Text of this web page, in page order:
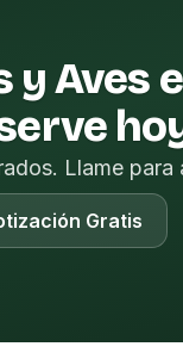
y Aves
Llame para
Gratis